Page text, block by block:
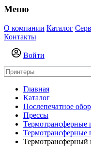
Меню
О компании Каталог
Контакты
Войти
Главная
Каталог
Послепечатное
Прессы
Термотрансферные
Термотрансферные
Термотрансферный